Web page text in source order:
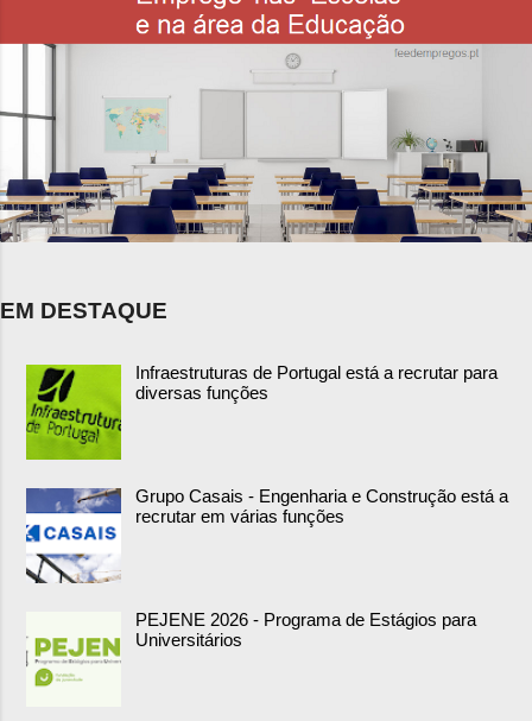
EM DESTAQUE
Infraestruturas de Portugal está a recrutar para
diversas funções
Grupo Casais - Engenharia e Construção está a
recrutar em várias funções
PEJENE 2026 - Programa de Estágios para
Universitários